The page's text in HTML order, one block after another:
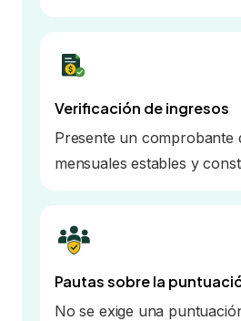
Verificación de ingresos
Presente un comprobante
mensuales estables y
Pautas sobre la
No se exige una